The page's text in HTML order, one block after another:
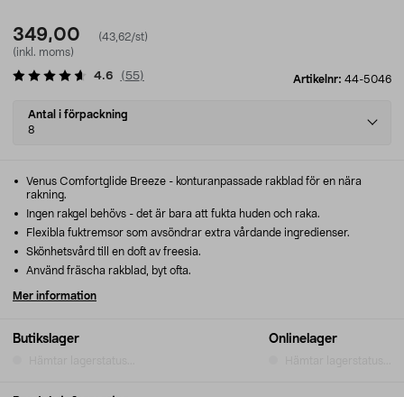
349,00
(43,62/st)
(inkl. moms)
Artikelnr: 44-5046
4.6 ( 55)
Select
variant
Antal i förpackning
8
Butikslager Onlinelager
Venus Comfortglide Breeze - konturanpassade rakblad för en nära
rakning.
Ingen rakgel behövs - det är bara att fukta huden och raka.
Flexibla fuktremsor som avsöndrar extra vårdande ingredienser.
Skönhetsvård till en doft av freesia.
Använd fräscha rakblad, byt ofta.
Mer information